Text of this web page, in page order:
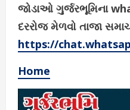
જોડાઓ ગુર્જરભૂમિના
દરરોજ મેળવો તાજા
https://
Home